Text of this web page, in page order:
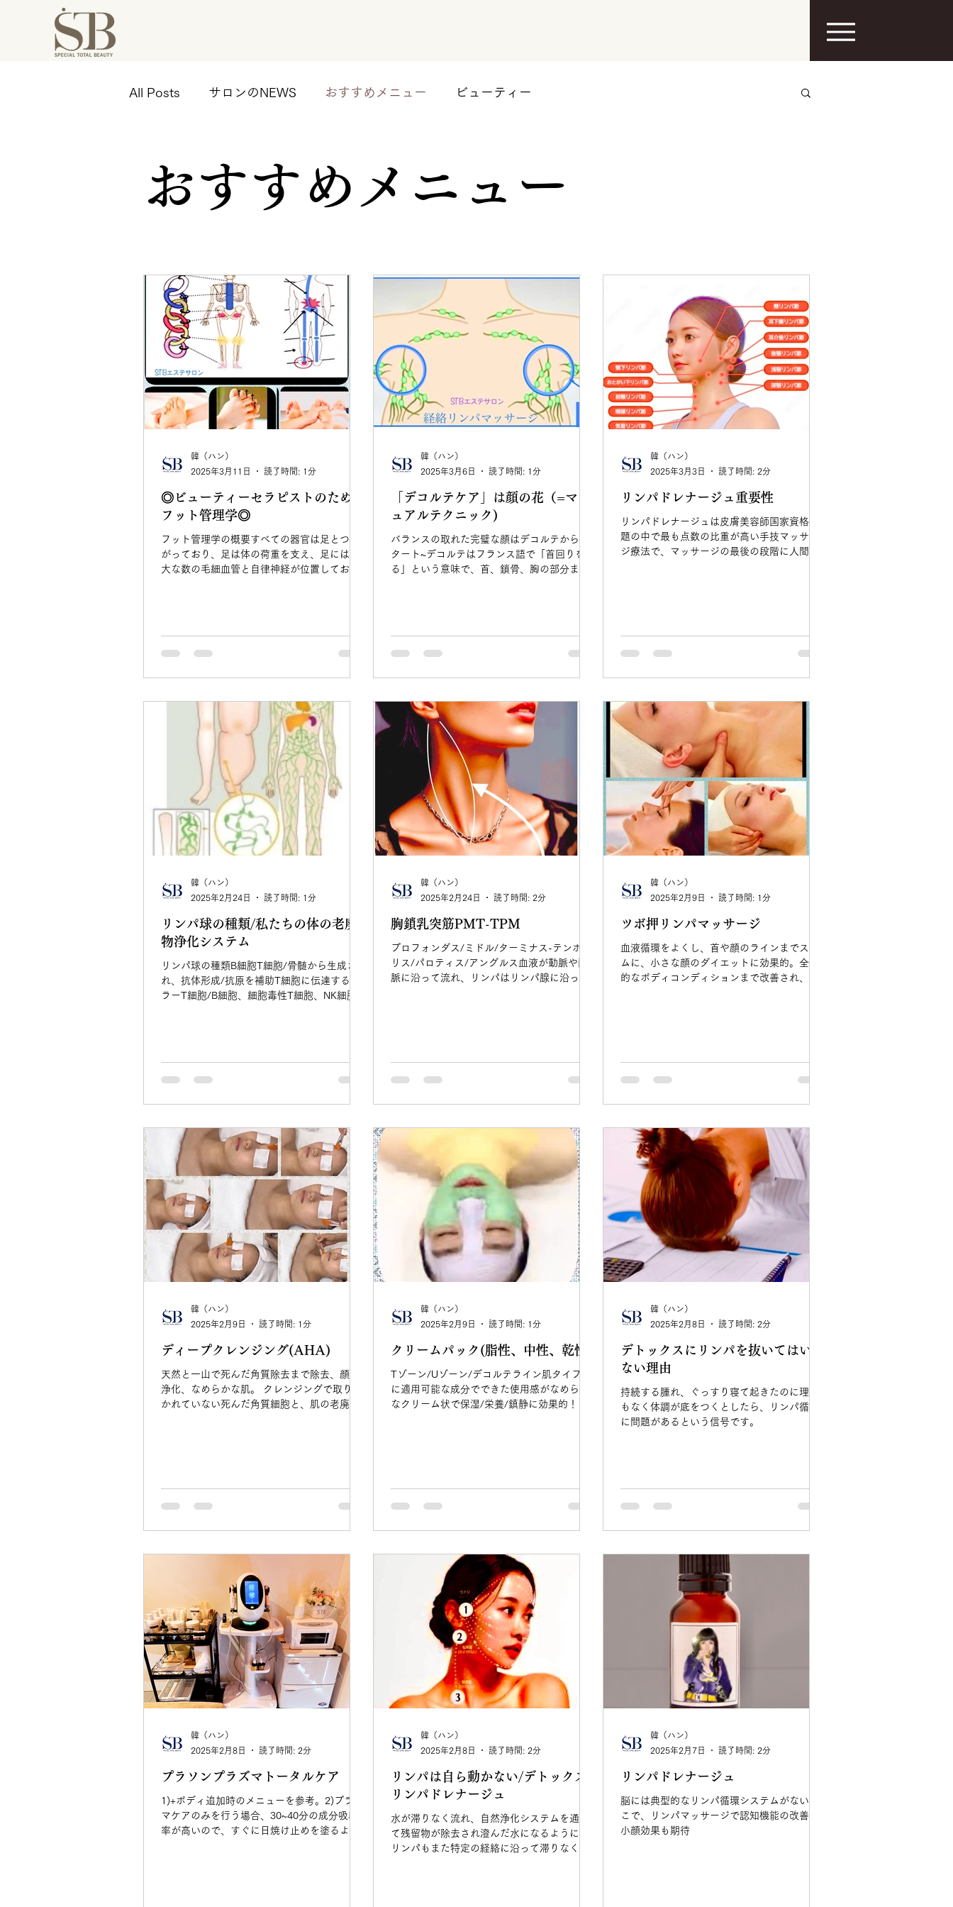
All Posts サロンのNEWS おすすめメニュー ビューティー
おすすめメニュー
◎ビューティーセラピストのための
フット管理学◎
フット管理学の概要すべての器官は足とつな
がっており、足は体の荷重を支え、足には膨
大な数の毛細血管と自律神経が位置してお
韓（ハン）
2025年3月11日
読了時間: 1分
「デコルテケア」は顔の花（=マニ
ュアルテクニック)
バランスの取れた完璧な顔はデコルテからス
タート~デコルテはフランス語で「首回りを掘
る」という意味で、首、鎖骨、胸の部分まで
韓（ハン）
2025年3月6日
読了時間: 1分
リンパドレナージュ重要性
リンパドレナージュは皮膚美容師国家資格課
題の中で最も点数の比重が高い手技マッサー
ジ療法で、マッサージの最後の段階に人間を
韓（ハン）
2025年3月3日
読了時間: 2分
リンパ球の種類/私たちの体の老廃
物浄化システム
リンパ球の種類B細胞T細胞/骨髄から生成さ
れ、抗体形成/抗原を補助T細胞に伝達するキ
ラーT細胞/B細胞、細胞毒性T細胞、NK細胞、
韓（ハン）
2025年2月24日
読了時間: 1分
胸鎖乳突筋PMT-TPM
プロフォンダス/ミドル/ターミナス-テンポラ
リス/パロティス/アングルス血液が動脈や静
脈に沿って流れ、リンパはリンパ腺に沿って
韓（ハン）
2025年2月24日
読了時間: 2分
ツボ押リンパマッサージ
血液循環をよくし、首や顔のラインまでスリ
ムに、小さな顔のダイエットに効果的。全体
的なボディコンディションまで改善され、首
韓（ハン）
2025年2月9日
読了時間: 1分
ディープクレンジング(AHA)
天然と一山で死んだ角質除去まで除去、顔色
浄化、なめらかな肌。 クレンジングで取り除
かれていない死んだ角質細胞と、肌の老廃物
韓（ハン）
2025年2月9日
読了時間: 1分
クリームパック(脂性、中性、乾性)
Tゾーン/Uゾーン/デコルテライン肌タイプ別
に適用可能な成分でできた使用感がなめらか
なクリーム状で保湿/栄養/鎮静に効果的！ま
韓（ハン）
2025年2月9日
読了時間: 1分
デトックスにリンパを抜いてはいけ
ない理由
持続する腫れ、ぐっすり寝て起きたのに理由
もなく体調が底をつくとしたら、リンパ循環
に問題があるという信号です。
韓（ハン）
2025年2月8日
読了時間: 2分
プラソンプラズマトータルケア
1)+ボディ追加時のメニューを参考。2)プラズ
マケアのみを行う場合、30~40分の成分吸収
率が高いので、すぐに日焼け止めを塗るより
韓（ハン）
2025年2月8日
読了時間: 2分
リンパは自ら動かない/デトックス/
リンパドレナージュ
水が滞りなく流れ、自然浄化システムを通じ
て残留物が除去され澄んだ水になるように、
リンパもまた特定の経絡に沿って滞りなく流
韓（ハン）
2025年2月8日
読了時間: 2分
リンパドレナージュ
脳には典型的なリンパ循環システムがないそ
こで、リンパマッサージで認知機能の改善、
小顔効果も期待
韓（ハン）
2025年2月7日
読了時間: 2分